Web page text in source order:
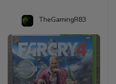
TheGamingR83